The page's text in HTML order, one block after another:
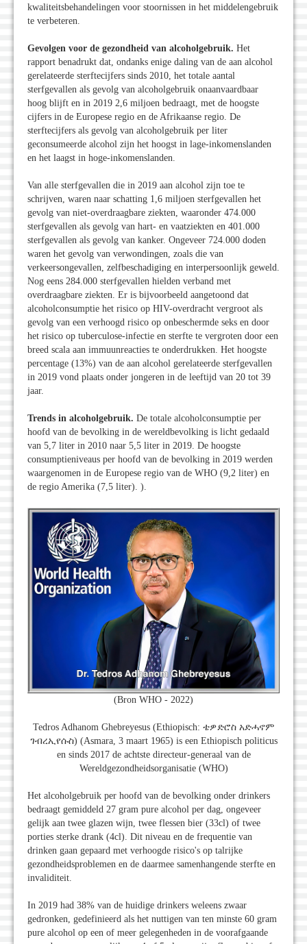
kwaliteitsbehandelingen voor stoornissen in het middelengebruik
te verbeteren.
Gevolgen voor de gezondheid van alcoholgebruik. Het
rapport benadrukt dat, ondanks enige daling van de aan alcohol
gerelateerde sterftecijfers sinds 2010, het totale aantal
sterfgevallen als gevolg van alcoholgebruik onaanvaardbaar
hoog blijft en in 2019 2,6 miljoen bedraagt, met de hoogste
cijfers in de Europese regio en de Afrikaanse regio. De
sterftecijfers als gevolg van alcoholgebruik per liter
geconsumeerde alcohol zijn het hoogst in lage-inkomenslanden
en het laagst in hoge-inkomenslanden.
Van alle sterfgevallen die in 2019 aan alcohol zijn toe te
schrijven, waren naar schatting 1,6 miljoen sterfgevallen het
gevolg van niet-overdraagbare ziekten, waaronder 474.000
sterfgevallen als gevolg van hart- en vaatziekten en 401.000
sterfgevallen als gevolg van kanker. Ongeveer 724.000 doden
waren het gevolg van verwondingen, zoals die van
verkeersongevallen, zelfbeschadiging en interpersoonlijk geweld.
Nog eens 284.000 sterfgevallen hielden verband met
overdraagbare ziekten. Er is bijvoorbeeld aangetoond dat
alcoholconsumptie het risico op HIV-overdracht vergroot als
gevolg van een verhoogd risico op onbeschermde seks en door
het risico op tuberculose-infectie en sterfte te vergroten door een
breed scala aan immuunreacties te onderdrukken. Het hoogste
percentage (13%) van de aan alcohol gerelateerde sterfgevallen
in 2019 vond plaats onder jongeren in de leeftijd van 20 tot 39
jaar.
Trends in alcoholgebruik. De totale alcoholconsumptie per
hoofd van de bevolking in de wereldbevolking is licht gedaald
van 5,7 liter in 2010 naar 5,5 liter in 2019. De hoogste
consumptieniveaus per hoofd van de bevolking in 2019 werden
waargenomen in de Europese regio van de WHO (9,2 liter) en
de regio Amerika (7,5 liter). ).
(Bron WHO - 2022)
Tedros Adhanom Ghebreyesus (Ethiopisch: ቴዎድሮስ አድሓኖም
ገብረኢየሱስ) (Asmara, 3 maart 1965) is een Ethiopisch politicus
en sinds 2017 de achtste directeur-generaal van de
Wereldgezondheidsorganisatie (WHO)
Het alcoholgebruik per hoofd van de bevolking onder drinkers
bedraagt ​​gemiddeld 27 gram pure alcohol per dag, ongeveer
gelijk aan twee glazen wijn, twee flessen bier (33cl) of twee
porties sterke drank (4cl). Dit niveau en de frequentie van
drinken gaan gepaard met verhoogde risico's op talrijke
gezondheidsproblemen en de daarmee samenhangende sterfte en
invaliditeit.
In 2019 had 38% van de huidige drinkers weleens zwaar
gedronken, gedefinieerd als het nuttigen van ten minste 60 gram
pure alcohol op een of meer gelegenheden in de voorafgaande